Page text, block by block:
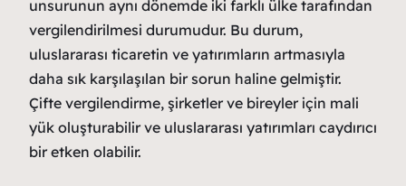
unsurunun aynı dönemde iki farklı ülke tarafından
vergilendirilmesi durumudur. Bu durum,
uluslararası ticaretin ve yatırımların artmasıyla
daha sık karşılaşılan bir sorun haline gelmiştir.
Çifte vergilendirme, şirketler ve bireyler için mali
yük oluşturabilir ve uluslararası yatırımları caydırıcı
bir etken olabilir.